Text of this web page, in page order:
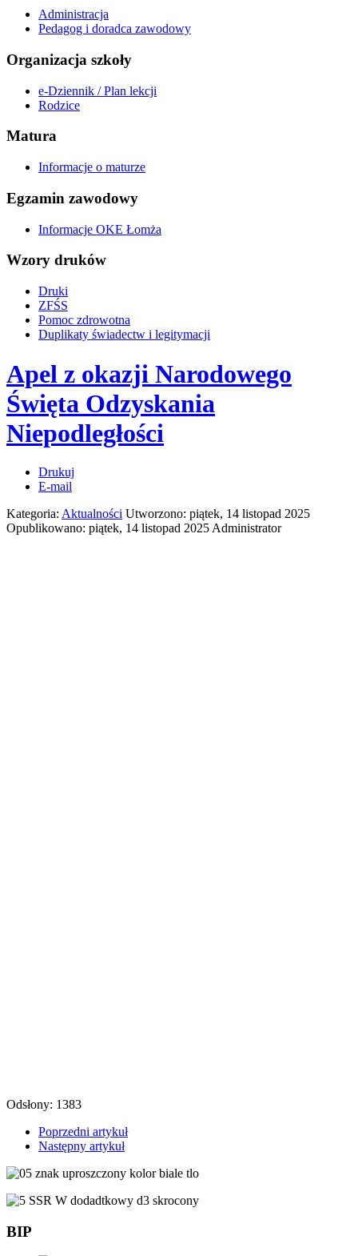
Administracja
Pedagog i doradca zawodowy
Organizacja szkoły
e-Dziennik / Plan lekcji
Rodzice
Matura
Informacje o maturze
Egzamin zawodowy
Informacje OKE Łomża
Wzory druków
Druki
ZFŚS
Pomoc zdrowotna
Duplikaty świadectw i legitymacji
Apel z okazji Narodowego
Święta Odzyskania
Niepodległości
Drukuj
E-mail
Kategoria: Aktualności Utworzono: piątek, 14 listopad 2025
Opublikowano: piątek, 14 listopad 2025 Administrator
Odsłony: 1383
Poprzedni artykuł
Następny artykuł
BIP